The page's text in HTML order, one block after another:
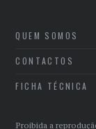
QUEM SOMOS
CONTACTOS
FICHA TÉCNICA
Proibida a